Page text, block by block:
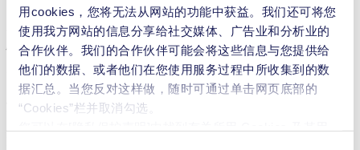
用cookies，您将无法从网站的功能中获益。我们还可将您
使用我方网站的信息分享给社交媒体、广告业和分析业的
合作伙伴。我们的合作伙伴可能会将这些信息与您提供给
他们的数据、或者他们在您使用服务过程中所收集到的数
据汇总。当您反对这样做，随时可通过单击网页底部的
“Cookies”栏并取消勾选。
内部开发的电子设备和软件为实现电机整体控制的新功能赋
能。这让用户有机会对电机的特性和控制进行单独编程。泵特
性曲线可以根据具体需求进行定制和精确定义。广泛的参数化
是“数字定制”系列中所有 KNF 电机的一个关键特性。
适合各种粘合剂喷射任务